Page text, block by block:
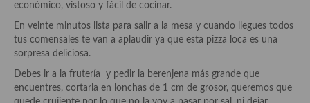
Origen y evolución de la comida
Protocolo y buenas maneras.
Viajes eno-gastro-turísticos
económico, vistoso y fácil de cocinar.
En veinte minutos lista para salir a la mesa y cuando llegues todos
tus comensales te van a aplaudir ya que esta pizza loca es una
sorpresa deliciosa.
Debes ir a la frutería y pedir la berenjena más grande que
encuentres, cortarla en lonchas de 1 cm de grosor, queremos que